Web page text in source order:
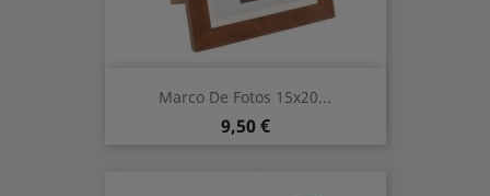
Marco De Fotos 15x20...
Precio
9,50 €